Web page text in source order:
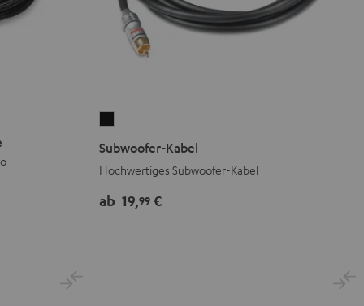
Kabel
Subwoofer-Kabel
Hochwertiges Subwoofer-Kabel
ab 19,99 €